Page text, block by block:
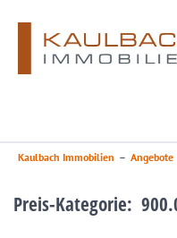
Kaulbach Immobilien – Angebote
Preis-Kategorie: